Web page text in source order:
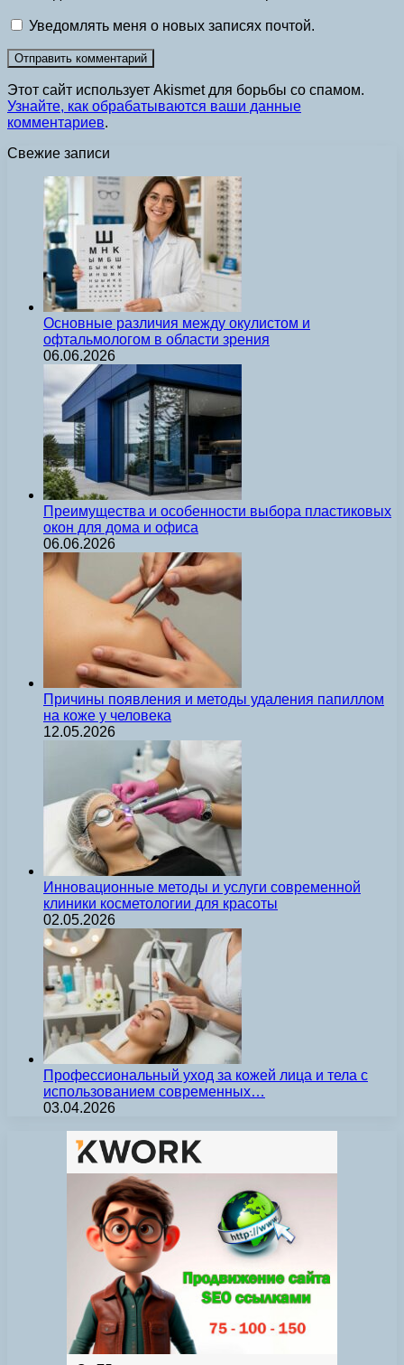
Уведомлять меня о новых записях почтой.
Этот сайт использует Akismet для борьбы со спамом.
Узнайте, как обрабатываются ваши данные
комментариев.
Свежие записи
Основные различия между окулистом и
офтальмологом в области зрения
06.06.2026
Преимущества и особенности выбора пластиковых
окон для дома и офиса
06.06.2026
Причины появления и методы удаления папиллом
на коже у человека
12.05.2026
Инновационные методы и услуги современной
клиники косметологии для красоты
02.05.2026
Профессиональный уход за кожей лица и тела с
использованием современных…
03.04.2026